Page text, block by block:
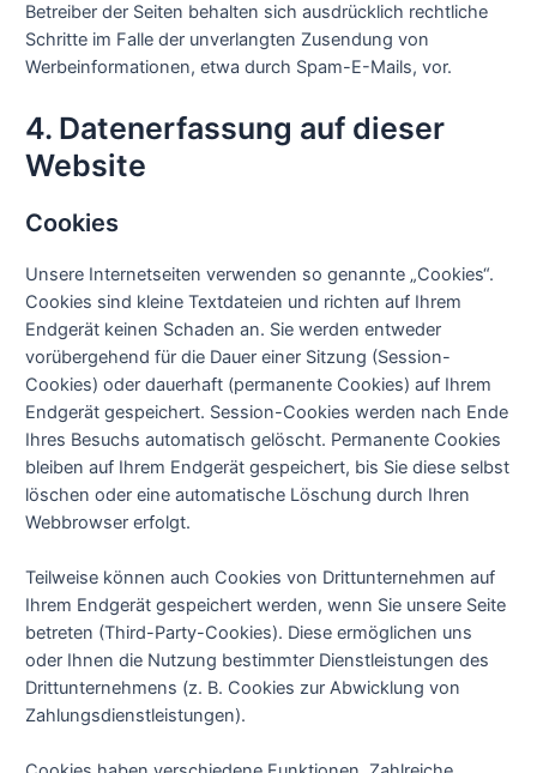
Betreiber der Seiten behalten sich ausdrücklich rechtliche
Schritte im Falle der unverlangten Zusendung von
Werbeinformationen, etwa durch Spam-E-Mails, vor.
4. Datenerfassung auf dieser
Website
Cookies
Unsere Internetseiten verwenden so genannte „Cookies“.
Cookies sind kleine Textdateien und richten auf Ihrem
Endgerät keinen Schaden an. Sie werden entweder
vorübergehend für die Dauer einer Sitzung (Session-
Cookies) oder dauerhaft (permanente Cookies) auf Ihrem
Endgerät gespeichert. Session-Cookies werden nach Ende
Ihres Besuchs automatisch gelöscht. Permanente Cookies
bleiben auf Ihrem Endgerät gespeichert, bis Sie diese selbst
löschen oder eine automatische Löschung durch Ihren
Webbrowser erfolgt.
Teilweise können auch Cookies von Drittunternehmen auf
Ihrem Endgerät gespeichert werden, wenn Sie unsere Seite
betreten (Third-Party-Cookies). Diese ermöglichen uns
oder Ihnen die Nutzung bestimmter Dienstleistungen des
Drittunternehmens (z. B. Cookies zur Abwicklung von
Zahlungsdienstleistungen).